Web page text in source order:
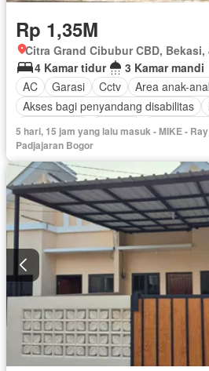
Rp 1,35M
Citra Grand Cibubur CBD, Bekasi,
4 Kamar tidur
3 Kamar mandi
AC
Garasi Cctv
Area anak-
Akses bagi penyandang disabilitas
Rumah jaga
Internet
Dapur
Outdoor entertaining area
Keamanan
Secure parking
Halaman
Wifi Tangki air Air
Ruang layanan
5 hari, 15 jam yang lalu masuk - MIKE -
Padjajaran Bogor